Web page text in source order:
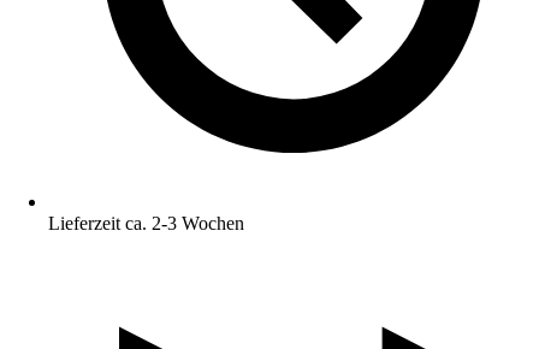
Lieferzeit ca. 2-3 Wochen